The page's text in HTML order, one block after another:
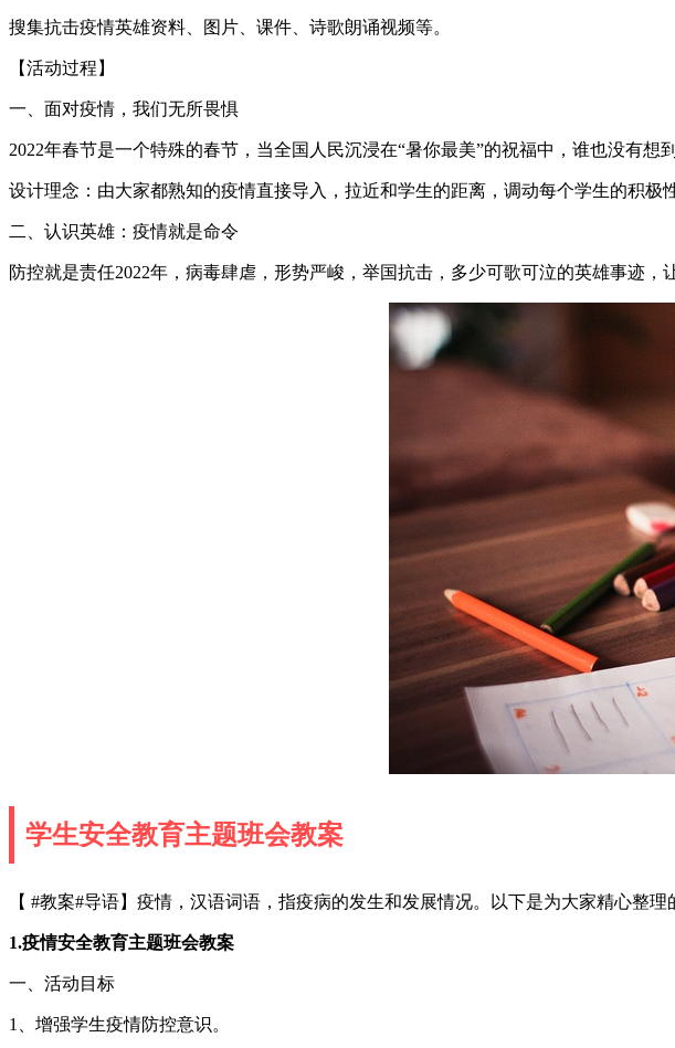
搜集抗击疫情英雄资料、图片、课件、诗歌朗诵视频等。
【活动过程】
一、面对疫情，我们无所畏惧
2022年春节是一个特殊的春节，当全国人民沉浸在“暑你最美”的祝福中，谁也没有
设计理念：由大家都熟知的疫情直接导入，拉近和学生的距离，调动每个学生的积极性
二、认识英雄：疫情就是命令
防控就是责任2022年，病毒肆虐，形势严峻，举国抗击，多少可歌可泣的英雄事迹，
学生安全教育主题班会教案
【 #教案#导语】疫情，汉语词语，指疫病的发生和发展情况。以下是为大家精心整理
1.疫情安全教育主题班会教案
一、活动目标
1、增强学生疫情防控意识。